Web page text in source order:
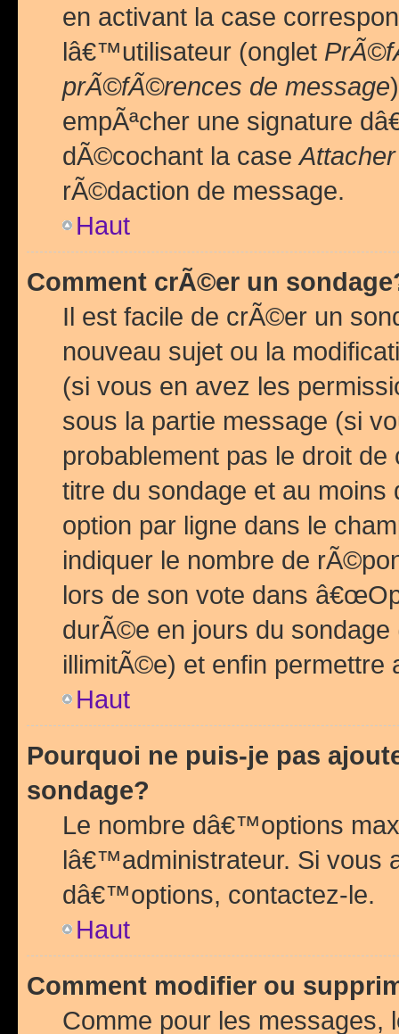
en activant la case
lâ€™utilisateur (onglet
prÃ©fÃ©rences de message
empÃªcher une signature
dÃ©cochant la case
rÃ©daction de message.
Haut
Comment crÃ©er un
Il est facile de crÃ©er un
nouveau sujet ou la
(si vous en avez les
sous la partie message (si
probablement pas le droit
titre du sondage et au
option par ligne dans le
indiquer le nombre de
lors de son vote dans
durÃ©e en jours du
illimitÃ©e) et enfin permettre
Haut
Pourquoi ne puis-je pas
sondage?
Le nombre dâ€™options
lâ€™administrateur. Si vous
dâ€™options, contactez-le.
Haut
Comment modifier ou
Comme pour les messages,